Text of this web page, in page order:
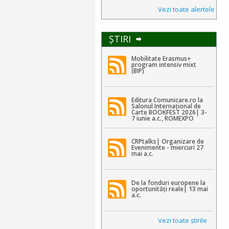
Vezi toate alertele
ŞTIRI
Mobilitate Erasmus+
program intensiv mixt
(BIP)
Editura Comunicare.ro la
Salonul Internațional de
Carte BOOKFEST 2026| 3-
7 iunie a.c., ROMEXPO
CRPtalks| Organizare de
Evenimente - miercuri 27
mai a.c.
De la fonduri europene la
oportunități reale| 13 mai
a.c.
Vezi toate ştirile